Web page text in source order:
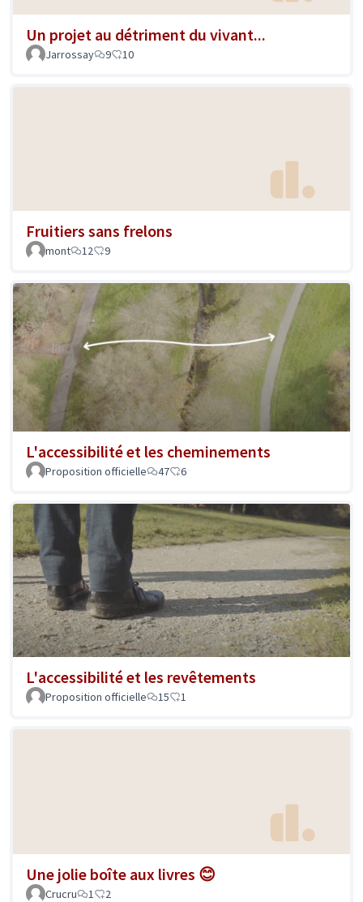
Un projet au détriment du vivant...
Jarrossay 9 10
Fruitiers sans frelons
mont 12 9
L'accessibilité et les cheminements
Proposition officielle 47 6
L'accessibilité et les revêtements
Proposition officielle 15 1
Une jolie boîte aux livres 😊
Crucru 1 2